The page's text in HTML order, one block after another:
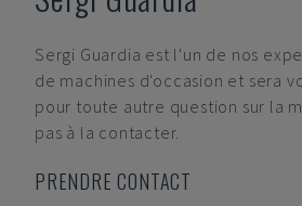
Sergi Guardia est l'un de nos
de machines d'occasion et sera
pour toute autre question sur la
pas à la contacter.
PRENDRE CONTACT